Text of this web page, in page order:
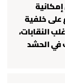
على خلفية
النقابات،
في الحشد